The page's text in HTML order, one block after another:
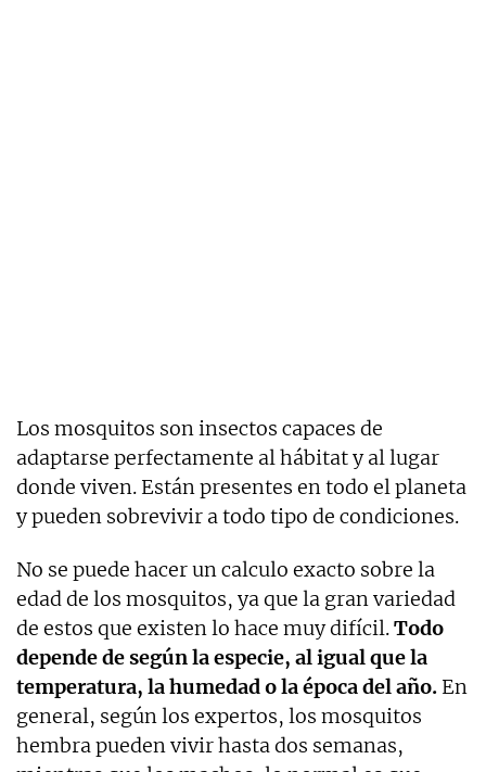
Los mosquitos son insectos capaces de
adaptarse perfectamente al hábitat y al lugar
donde viven. Están presentes en todo el planeta
y pueden sobrevivir a todo tipo de condiciones.
No se puede hacer un calculo exacto sobre la
edad de los mosquitos, ya que la gran variedad
de estos que existen lo hace muy difícil.Todo
depende de según la especie, al igual que la
temperatura, la humedad o la época del año. En
general, según los expertos, los mosquitos
hembra pueden vivir hasta dos semanas,